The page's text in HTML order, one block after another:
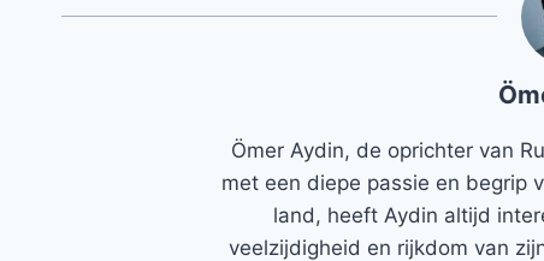
Ömer Aydin, de oprichter van
met een diepe passie en begrip
land, heeft Aydin altijd
veelzijdigheid en rijkdom van